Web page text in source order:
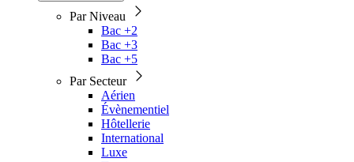
Par Niveau
Bac +2
Bac +3
Bac +5
Par Secteur
Aérien
Évènementiel
Hôtellerie
International
Luxe